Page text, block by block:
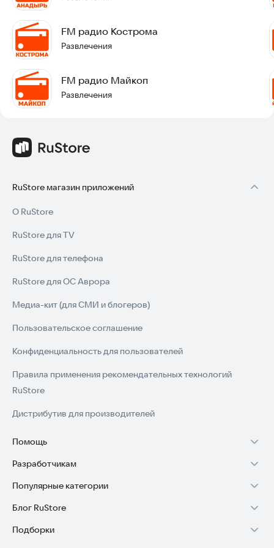
FM радио Кострома
Развлечения
FM радио Майкоп
Развлечения
RuStore магазин приложений
О RuStore
RuStore для TV
RuStore для телефона
RuStore для ОС Аврора
Медиа-кит (для СМИ и блогеров)
Пользовательское соглашение
Конфиденциальность для пользователей
Правила применения рекомендательных технологий
RuStore
Дистрибутив для производителей
Помощь
Установка RuStore на TV
Установка RuStore на телефон
Установка RuStore в машину
Помощь пользователям RuStore
Разработчикам
Зарабатывать с RuStore
Стать разработчиком
Доступ к RuStore Консоль
Популярные категории
Игры для Android
Приложения банков
Блог RuStore
Обзоры игр для Android 2025
Подборки